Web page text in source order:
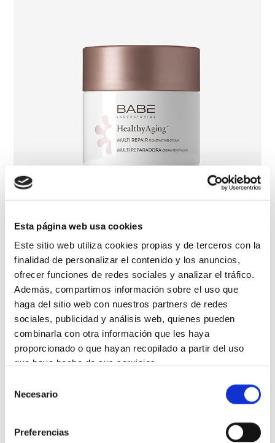
Esta página web usa cookies
Este sitio web utiliza cookies propias y de terceros con la
finalidad de personalizar el contenido y los anuncios,
ofrecer funciones de redes sociales y analizar el tráfico.
Además, compartimos información sobre el uso que
haga del sitio web con nuestros partners de redes
sociales, publicidad y análisis web, quienes pueden
combinarla con otra información que les haya
proporcionado o que hayan recopilado a partir del uso
que haya hecho de sus servicios.
Más información
Necesario
Preferencias
Crema Multi Reparadora Renovadora de noche